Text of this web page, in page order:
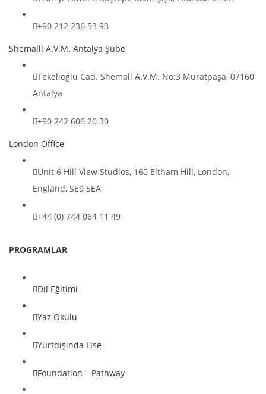
+90 212 236 53 93
Shemalll A.V.M. Antalya Şube
Tekelioğlu Cad. Shemall A.V.M. No:3 Muratpaşa, 07160
Antalya
+90 242 606 20 30
London Office
Unit 6 Hill View Studios, 160 Eltham Hill, London,
England, SE9 5EA
+44 (0) 744 064 11 49
PROGRAMLAR
Dil Eğitimi
Yaz Okulu
Yurtdışında Lise
Foundation – Pathway